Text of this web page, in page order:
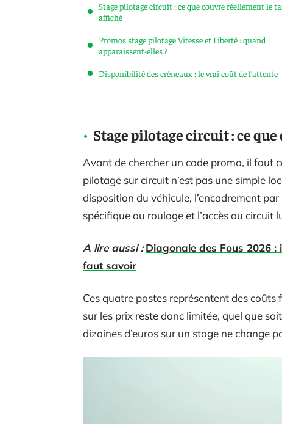
Stage pilotage circuit : ce que couvre réellement le
affiché
Promos stage pilotage Vitesse et Liberté : quand
apparaissent-elles ?
Disponibilité des créneaux : le vrai coût de l’attente
Stage pilotage circuit : ce
Avant de chercher un code promo, il faut
pilotage sur circuit n’est pas une simple
disposition du véhicule, l’encadrement
spécifique au roulage et l’accès au circuit
A lire aussi : Diagonale des Fous 2026
faut savoir
Ces quatre postes représentent des
sur les prix reste donc limitée, quel que
dizaines d’euros sur un stage ne change